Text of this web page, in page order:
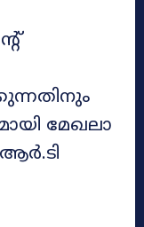
മേഖലാ